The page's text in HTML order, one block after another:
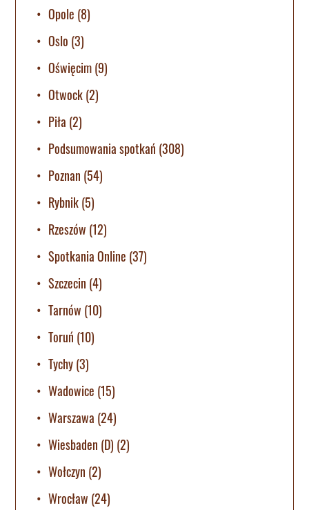
Opole (8)
Oslo (3)
Oświęcim(9)
Otwock(2)
Piła (2)
Podsumowania spotkań (308)
Poznan (54)
Rybnik(5)
Rzeszów (12)
Spotkania Online (37)
Szczecin (4)
Tarnów (10)
Toruń (10)
Tychy(3)
Wadowice (15)
Warszawa (24)
Wiesbaden (D) (2)
Wołczyn (2)
Wrocław (24)